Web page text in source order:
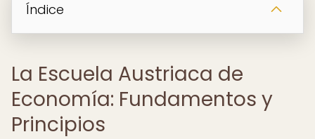
Índice
La Escuela Austriaca de
Economía: Fundamentos y
Principios